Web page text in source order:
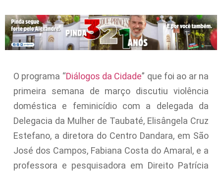
O programa “Diálogos da Cidade” que foi ao ar na
primeira semana de março discutiu violência
doméstica e feminicídio com a delegada da
Delegacia da Mulher de Taubaté, Elisângela Cruz
Estefano, a diretora do Centro Dandara, em São
José dos Campos, Fabiana Costa do Amaral, e a
professora e pesquisadora em Direito Patrícia